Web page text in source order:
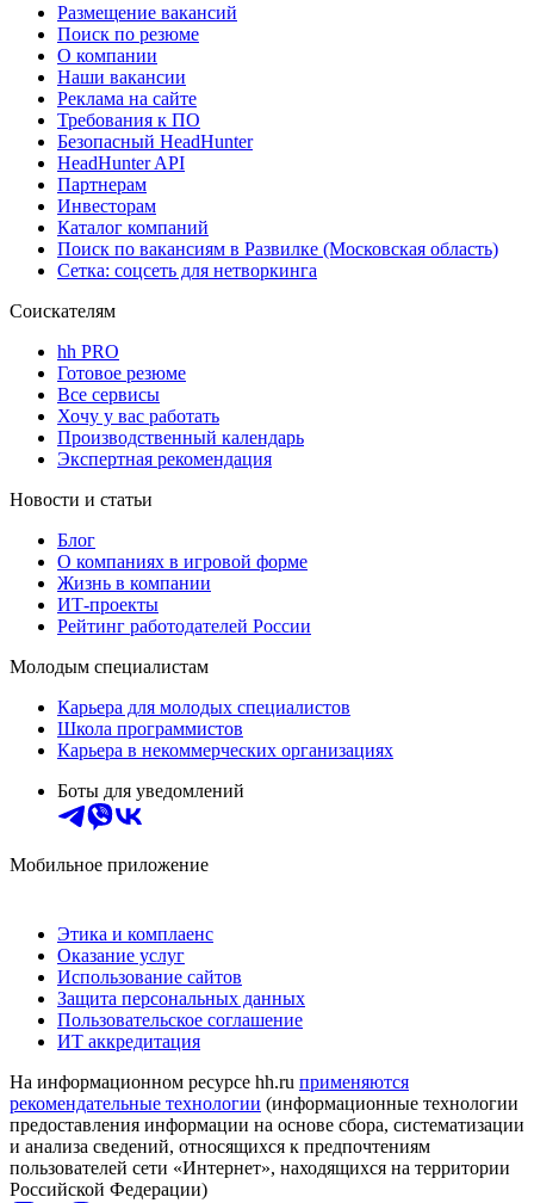
Размещение вакансий
Поиск по резюме
О компании
Наши вакансии
Реклама на сайте
Требования к ПО
Безопасный HeadHunter
HeadHunter API
Партнерам
Инвесторам
Каталог компаний
Поиск по вакансиям в Развилке (Московская область)
Сетка: соцсеть для нетворкинга
Соискателям
hh PRO
Готовое резюме
Все сервисы
Хочу у вас работать
Производственный календарь
Экспертная рекомендация
Новости и статьи
Блог
О компаниях в игровой форме
Жизнь в компании
ИТ-проекты
Рейтинг работодателей России
Молодым специалистам
Карьера для молодых специалистов
Школа программистов
Карьера в некоммерческих организациях
Боты для уведомлений
Мобильное приложение
Этика и комплаенс
Оказание услуг
Использование сайтов
Защита персональных данных
Пользовательское соглашение
ИТ аккредитация
На информационном ресурсе hh.ru применяются
рекомендательные технологии (информационные технологии
предоставления информации на основе сбора, систематизации
и анализа сведений, относящихся к предпочтениям
пользователей сети «Интернет», находящихся на территории
Российской Федерации)